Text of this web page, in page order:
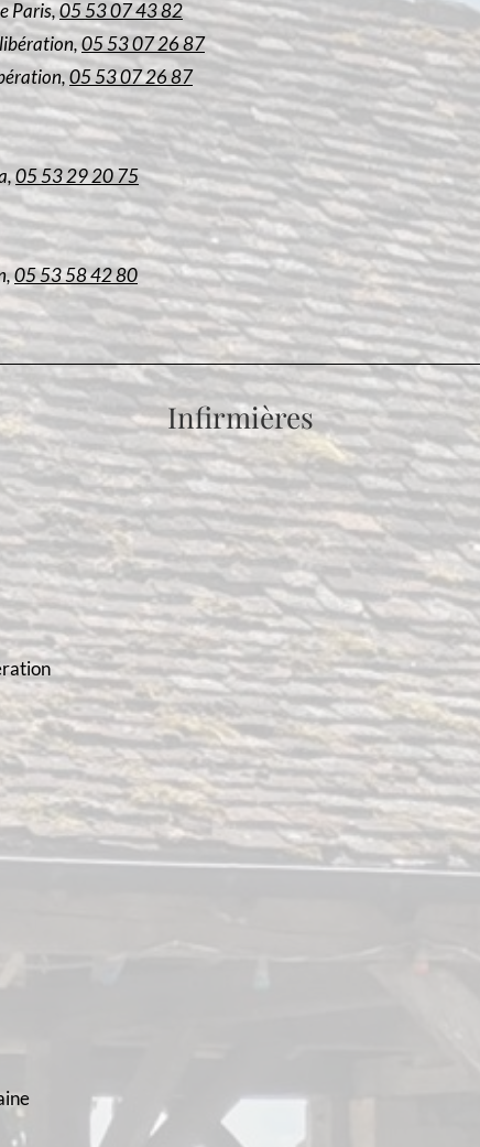
Paris,05 53 07 43 82
05 53 07 26 87
05 53 07 26 87
05 53 29 20 75
05 53 58 42 80
Infirmières